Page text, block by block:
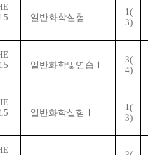
일반화학실험
1(
3)
일반화학및연습Ⅰ
3(
4)
일반화학실험Ⅰ
1(
3)